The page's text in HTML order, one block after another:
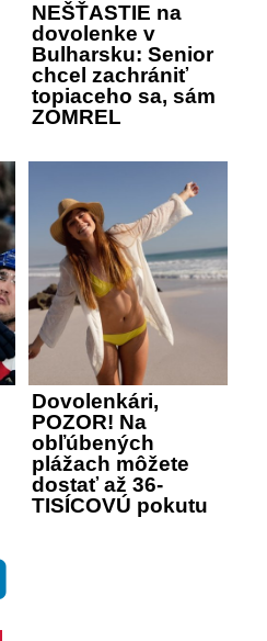
NEŠŤASTIE na
dovolenke v
Bulharsku: Senior
chcel zachrániť
topiaceho sa, sám
ZOMREL
Dovolenkári,
POZOR! Na
obľúbených
plážach môžete
dostať až 36-
TISÍCOVÚ pokutu